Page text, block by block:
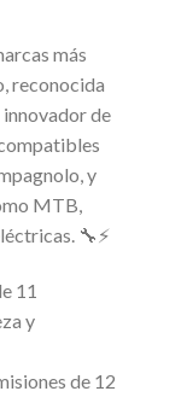
más
reconocida
de
y
MTB,
🔧⚡
11
y
de 12